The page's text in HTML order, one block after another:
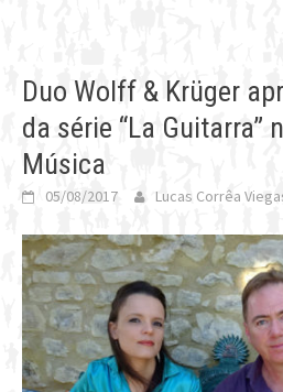
Duo Wolff & Krüger
da série “La Guitarra”
Música
05/08/2017 Lucas Corrêa